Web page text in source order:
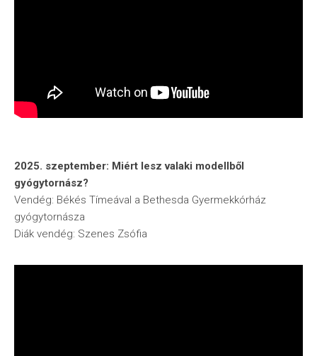
2025. szeptember: Miért lesz valaki modellből
gyógytornász?
Vendég: Békés Tímeával a Bethesda Gyermekkórház
gyógytornásza
Diák vendég: Szenes Zsófia